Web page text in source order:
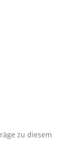
zu diesem